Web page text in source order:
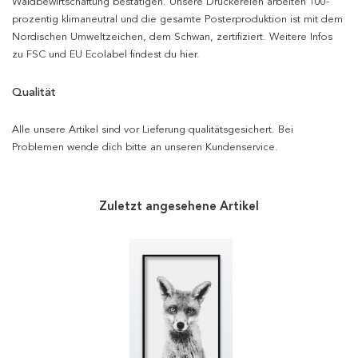
prozentig klimaneutral und die gesamte Posterproduktion ist mit dem
Nordischen Umweltzeichen, dem Schwan, zertifiziert. Weitere Infos
zu FSC und EU Ecolabel findest du hier.
Qualität
Alle unsere Artikel sind vor Lieferung qualitätsgesichert. Bei
Problemen wende dich bitte an unseren Kundenservice.
Zuletzt angesehene Artikel